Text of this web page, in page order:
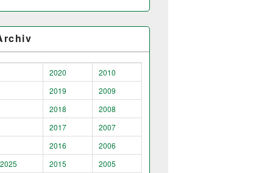
2020
2010
2019
2009
2018
2008
2017
2007
2016
2006
2025
2015
2005